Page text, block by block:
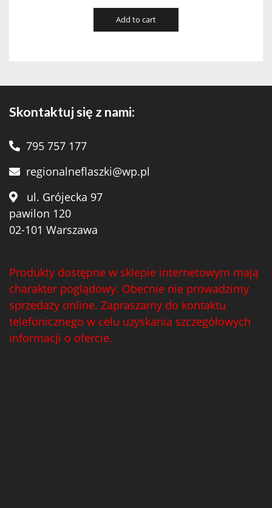
Add to cart
Skontaktuj się z nami:
795 757 177
regionalneflaszki@wp.pl
ul. Grójecka 97
pawilon 120
02-101 Warszawa
Produkty dostępne w sklepie internetowym mają
charakter poglądowy. Obecnie nie prowadzimy
sprzedaży online. Zapraszamy do kontaktu
telefonicznego w celu uzyskania szczegółowych
informacji o ofercie.